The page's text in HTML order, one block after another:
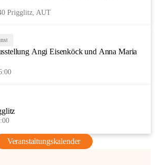
Prigglitz, AUT
AUG
Angi Eisenköck und Anna Maria
Veranstaltungskalender